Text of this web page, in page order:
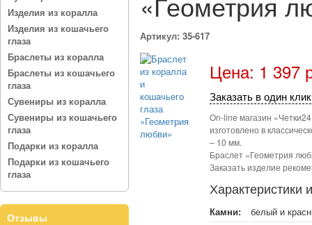
Изделия из коралла
Изделия из кошачьего
глаза
Браслеты из коралла
Браслеты из кошачьего
глаза
Сувениры из коралла
Сувениры из кошачьего
глаза
Подарки из коралла
Подарки из кошачьего
глаза
Отзывы
Артикул: 35-617
Цена: 1 397
Заказать в один клик
On-line магазин
изготовлено в
– 10 мм.
Браслет «Геометрия
Заказать изделие
Характеристики
Камни:
белый и